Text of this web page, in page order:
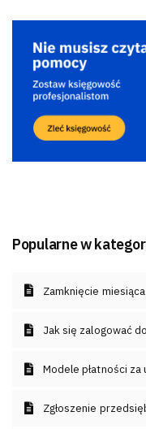
Popularne w
Zamknięcie
Jak się zalogować
Modele płatności
Zgłoszenie